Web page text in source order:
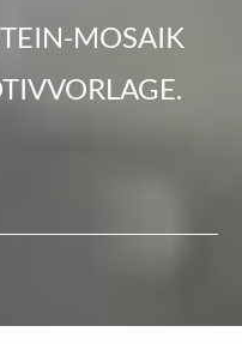
MOSAIK